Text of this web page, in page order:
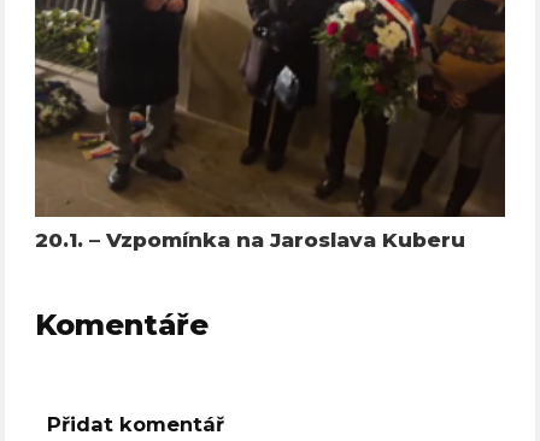
20.1. – Vzpomínka na Jaroslava Kuberu
Komentáře
Přidat komentář